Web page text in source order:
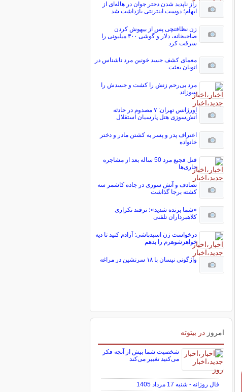
راز ناپدید شدن دختر جوان در هاله‌ای از
ابهام؛ دوست اینترنتی بازداشت شد
زن نظافتچی پس از بیهوش کردن
صاحبخانه، دلار و گوشی ۳۰۰ میلیونی را
سرقت کرد
معمای کشف جسد خونین مرد ناشناس در
اتوبان بعثت
مرد بی‌رحم زنش را کشت و جسدش را
سوزاند
اورژانس تهران: ۷ مصدوم در حادثه
آتش‌سوزی هتل پارسیان استقلال
اعتراف پدر و پسر به کشتن مادر و دختر
خانواده
قتل فجیع مرد 50 ساله بعد از مشاجره
جاری‌ها
تصادف و آتش سوزی در جاده کاشمر سه
کشته برجا گذاشت
«شما برنده شدید»؛ ترفند تکراری
کلاهبرداران تلفنی
درخواست زن اسیدپاشی: آزادم کنید تا دیه
خواهرشوهرم را بدهم
واژگونی نیسان با ۱۸ سرنشین در مراغه
امروز در بیتوته
شخصیت شما بیش از آنچه فکر
می‌کنید تغییر می‌کند
فال روزانه - شنبه 17 مرداد 1405